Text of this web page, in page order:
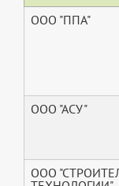
ООО "ППА"
ООО "АСУ"
ООО